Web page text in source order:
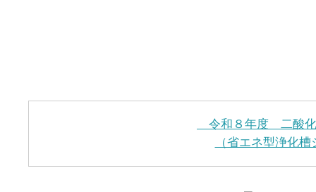
令和８年度 二酸
（省エネ型浄化